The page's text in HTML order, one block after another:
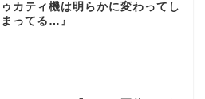
ゥカティ機は明らかに変わってし
まってる…』